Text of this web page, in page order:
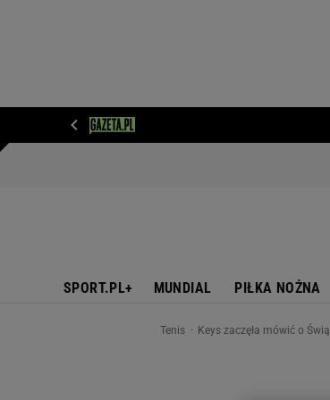
SPORT.PL+ MUNDIAL PIŁKA NOŻNA
Tenis Keys zaczęła mówić o